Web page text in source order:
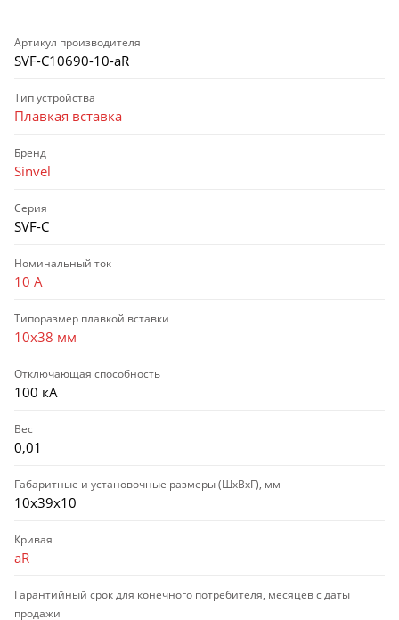
Артикул производителя
SVF-C10690-10-aR
Тип устройства
Плавкая вставка
Бренд
Sinvel
Серия
SVF-C
Номинальный ток
10 А
Типоразмер плавкой вставки
10х38 мм
Отключающая способность
100 кА
Вес
0,01
Габаритные и установочные размеры (ШхВхГ), мм
10х39х10
Кривая
aR
Гарантийный срок для конечного потребителя, месяцев с даты
продажи